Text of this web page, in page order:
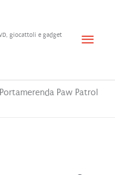
giocattoli e gadget
Menu
Paw Patrol